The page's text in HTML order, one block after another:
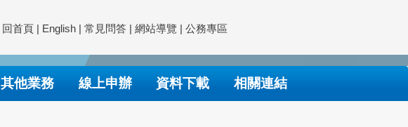
回首頁 | English | 常見問答 | 網站導覽 | 公務專區
其他業務 線上申辦 資料下載 相關連結